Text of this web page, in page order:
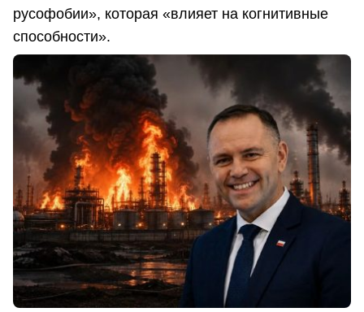
русофобии», которая «влияет на когнитивные
способности».